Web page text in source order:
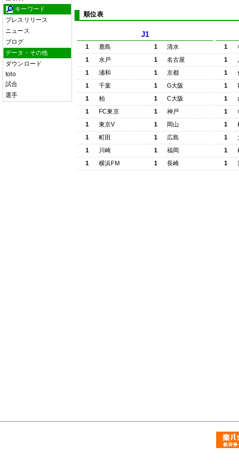
キーワード
プレスリリース
ニュース
ブログ
データ・その他
ダウンロード
toto
試合
選手
順位表
J1
1 鹿島 1
清水
1
水戸 1
名古屋
1
浦和 1
京都
1
千葉 1
G大阪
1
柏 1
C大阪
1
FC東京 1
神戸
1
東京V 1
岡山
1
町田 1
広島
1
川崎 1
福岡
1
横浜FM 1 長崎
1
1
1
1
1
1
1
1
1
1